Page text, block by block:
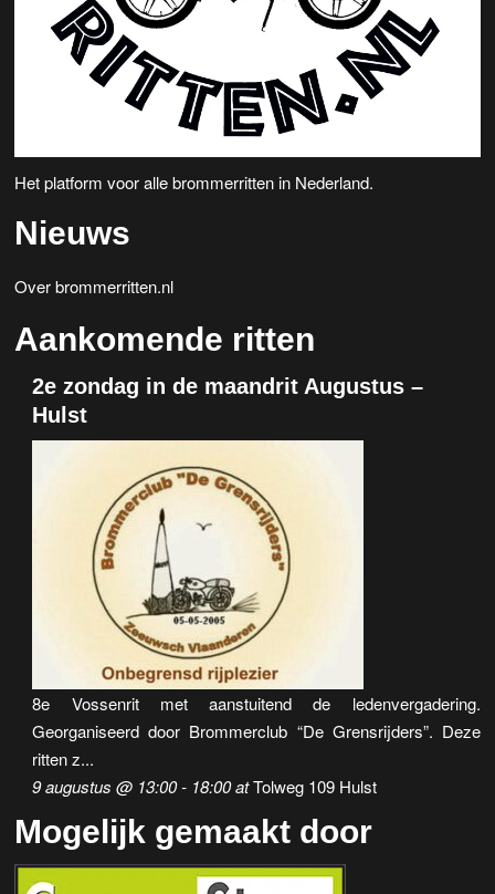
Het platform voor alle brommerritten in Nederland.
Nieuws
Over brommerritten.nl
Aankomende ritten
2e zondag in de maandrit Augustus –
Hulst
8e Vossenrit met aanstuitend de ledenvergadering.
Georganiseerd door Brommerclub “De Grensrijders”. Deze
ritten z...
9 augustus @ 13:00- 18:00atTolweg 109 Hulst
Mogelijk gemaakt door